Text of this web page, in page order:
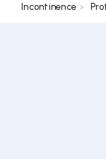
Incontinence